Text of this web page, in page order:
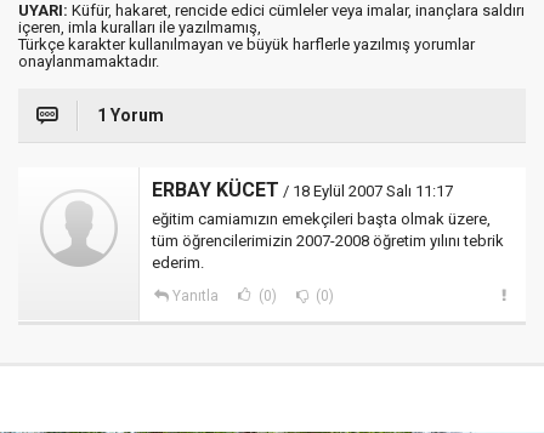
UYARI: Küfür, hakaret, rencide edici cümleler veya imalar, inançlara saldırı
içeren, imla kuralları ile yazılmamış,
Türkçe karakter kullanılmayan ve büyük harflerle yazılmış yorumlar
onaylanmamaktadır.
1 Yorum
ERBAY KÜCET / 18 Eylül 2007 Salı 11:17
eğitim camiamızın emekçileri başta olmak üzere,
tüm öğrencilerimizin 2007-2008 öğretim yılını tebrik
ederim.
Yanıtla (0) (0)